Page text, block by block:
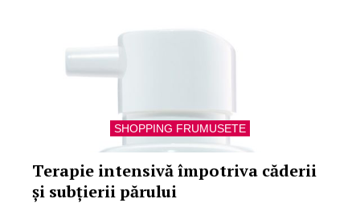
SHOPPING FRUMUSETE
Terapie intensivă împotriva căderii
și subțierii părului